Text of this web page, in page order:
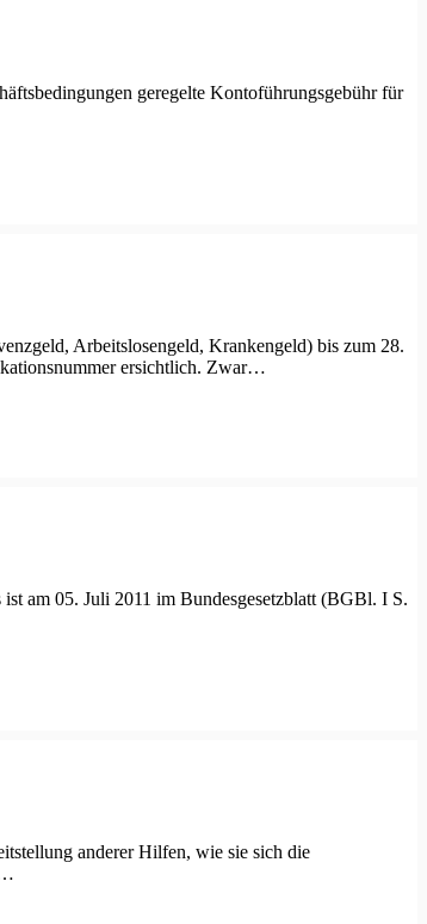
geregelte Kontoführungsgebühr für
Arbeitslosengeld, Krankengeld) bis zum 28.
ersichtlich. Zwar…
am 05. Juli 2011 im Bundesgesetzblatt (BGBl. I S.
anderer Hilfen, wie sie sich die